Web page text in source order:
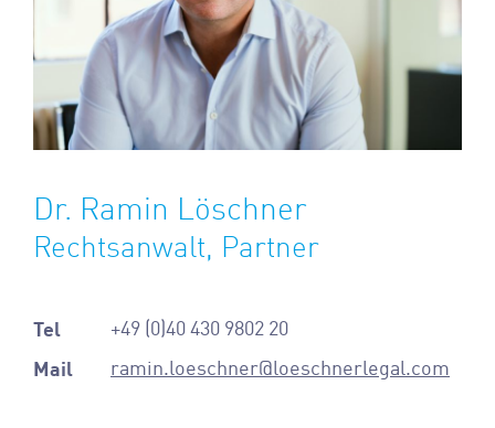
Dr. Ramin Löschner
Rechtsanwalt, Partner
Tel
+49 (0)40 430 9802 20
Mail
ramin.loeschner@loeschnerlegal.com